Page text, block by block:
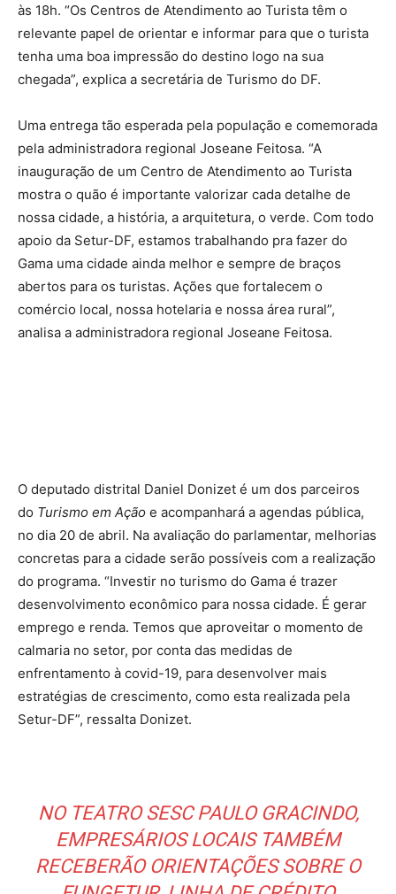
às 18h. “Os Centros de Atendimento ao Turista têm o
relevante papel de orientar e informar para que o turista
tenha uma boa impressão do destino logo na sua
chegada”, explica a secretária de Turismo do DF.
Uma entrega tão esperada pela população e comemorada
pela administradora regional Joseane Feitosa. “A
inauguração de um Centro de Atendimento ao Turista
mostra o quão é importante valorizar cada detalhe de
nossa cidade, a história, a arquitetura, o verde. Com todo
apoio da Setur-DF, estamos trabalhando pra fazer do
Gama uma cidade ainda melhor e sempre de braços
abertos para os turistas. Ações que fortalecem o
comércio local, nossa hotelaria e nossa área rural”,
analisa a administradora regional Joseane Feitosa.
O deputado distrital Daniel Donizet é um dos parceiros
do Turismo em Ação e acompanhará a agendas pública,
no dia 20 de abril. Na avaliação do parlamentar, melhorias
concretas para a cidade serão possíveis com a realização
do programa. “Investir no turismo do Gama é trazer
desenvolvimento econômico para nossa cidade. É gerar
emprego e renda. Temos que aproveitar o momento de
calmaria no setor, por conta das medidas de
enfrentamento à covid-19, para desenvolver mais
estratégias de crescimento, como esta realizada pela
Setur-DF”, ressalta Donizet.
NO TEATRO SESC PAULO GRACINDO,
EMPRESÁRIOS LOCAIS TAMBÉM
RECEBERÃO ORIENTAÇÕES SOBRE O